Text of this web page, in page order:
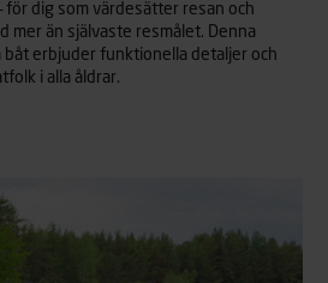
för dig som värdesätter resan och
mer än självaste resmålet. Denna
båt erbjuder funktionella detaljer och
i alla åldrar.